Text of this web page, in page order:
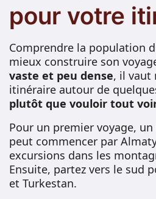
pour votre
Comprendre la population
mieux construire son
vaste et peu dense, il vaut
itinéraire autour de
plutôt que vouloir tout
Pour un premier voyage,
peut commencer par
excursions dans les
Ensuite, partez vers le sud
et Turkestan.